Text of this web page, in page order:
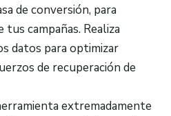
de conversión, para
campañas. Realiza
datos para optimizar
de recuperación de
extremadamente